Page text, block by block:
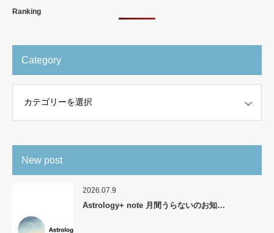
Ranking
Category
New post
2026.07.9
Astrology+ note 月間うらないのお知…